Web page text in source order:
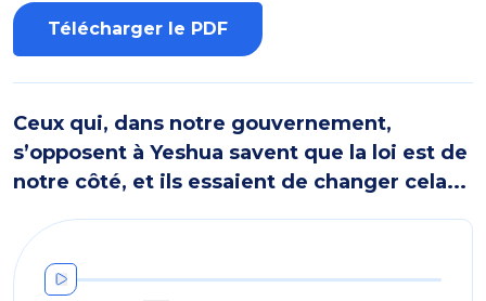
Télécharger le PDF
Ceux qui, dans notre gouvernement,
s’opposent à Yeshua savent que la loi est de
notre côté, et ils essaient de changer cela...